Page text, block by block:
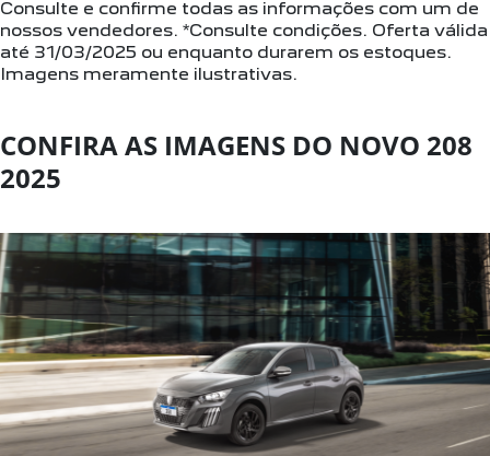
Consulte e confirme todas as informações com um de
nossos vendedores. *Consulte condições. Oferta válida
até 31/03/2025 ou enquanto durarem os estoques.
Imagens meramente ilustrativas.
CONFIRA AS IMAGENS DO NOVO 208
2025